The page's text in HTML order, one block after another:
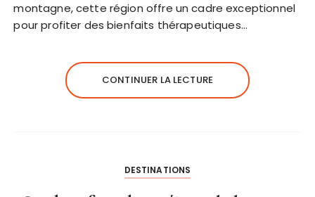
montagne, cette région offre un cadre exceptionnel
pour profiter des bienfaits thérapeutiques…
CONTINUER LA LECTURE
DESTINATIONS